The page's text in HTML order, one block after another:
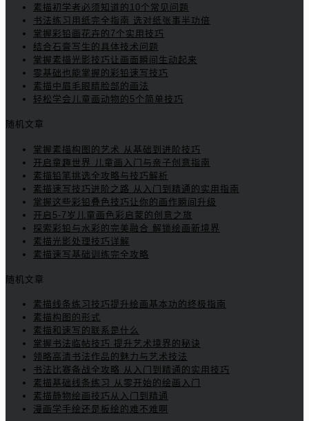
素描初学者必须知道的10个常见问题
书法练习用纸完全指南 选对纸张事半功倍
掌握彩铅画花卉的7个实用技巧
结合石膏写生的具体技术问题
掌握素描光影技巧让画面瞬间生动起来
零基础也能掌握的彩铅速写技巧
素描中眉毛眼睛脸部的画法
轻松学会儿童画动物的5个简单技巧
随机文章
掌握素描构图的艺术 从基础到进阶技巧
开启童趣世界 儿童画入门与亲子创意指南
素描铅笔挑选全攻略与技巧解析
素描速写技巧进阶之路 从入门到精通的实用指南
掌握这些彩铅叠色技巧让你的画作瞬间升级
开启5-7岁儿童画色彩启蒙的创意之旅
探索彩铅与水彩的完美融合 解锁绘画新境界
素描光影处理技巧详解
素描速写基础训练完全攻略
随机文章
素描线条练习技巧提升绘画基本功的终极指南
素描构图的形式
素描和速写的联系是什么
掌握书法临帖技巧 提升艺术境界的秘诀
领略高清书法作品的魅力与艺术技法
书法比赛备战全攻略 从入门到精通的实用技巧
素描基础线条练习 从零开始的绘画入门
素描静物绘画技巧从入门到精通
漫画学手绘还是板绘的难不难啊